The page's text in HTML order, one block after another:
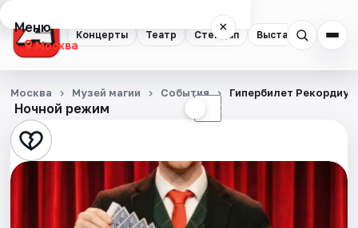
Концерты Театр Стендап Выставки
Меню ×
Москва
Концерты
Театр
Стендап
Ночной режим ☾
Москва Музей магии События Гипербилет